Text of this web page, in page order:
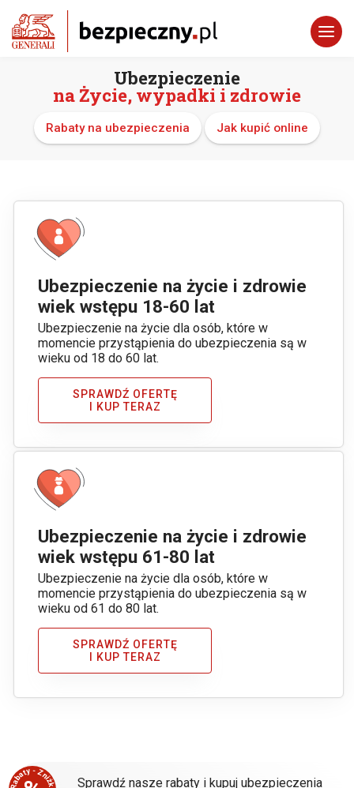
Ubezpieczenie
na Życie, wypadki i zdrowie
Rabaty na ubezpieczenia Jak kupić online
Ubezpieczenie na życie i zdrowie
wiek wstępu 18-60 lat
Ubezpieczenie na życie dla osób, które w
momencie przystąpienia do ubezpieczenia są w
wieku od 18 do 60 lat.
SPRAWDŹ OFERTĘ
I KUP TERAZ
Ubezpieczenie na życie i zdrowie
wiek wstępu 61-80 lat
Ubezpieczenie na życie dla osób, które w
momencie przystąpienia do ubezpieczenia są w
wieku od 61 do 80 lat.
SPRAWDŹ OFERTĘ
I KUP TERAZ
Rabaty - Zniżki
Sprawdź nasze rabaty i kupuj ubezpieczenia